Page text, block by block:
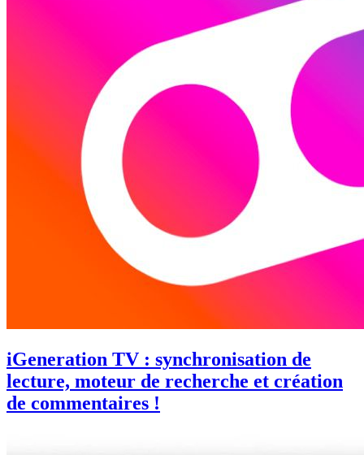
iGeneration TV : synchronisation de
lecture, moteur de recherche et création
de commentaires !